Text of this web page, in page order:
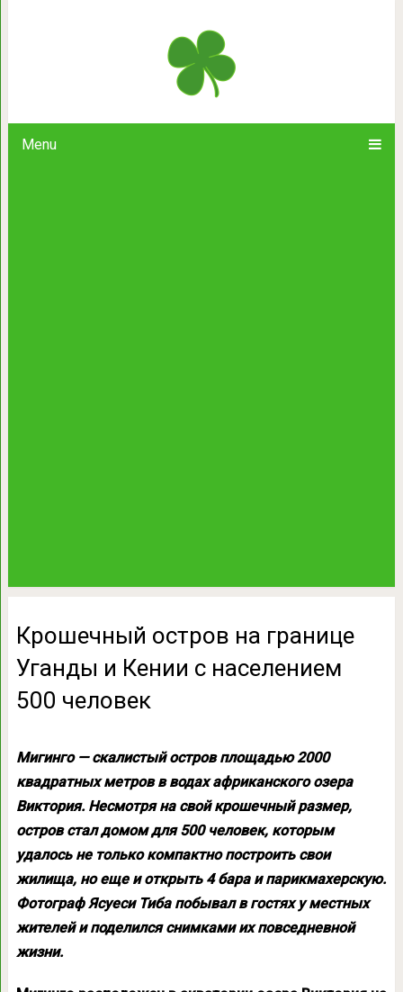
Menu
Крошечный остров на границе
Крошечный остров на границе
Уганды и Кении с населением
500 человек
Мигинго — скалистый остров площадью 2000
квадратных метров в водах африканского озера
Виктория. Несмотря на свой крошечный размер,
остров стал домом для 500 человек, которым
удалось не только компактно построить свои
жилища, но еще и открыть 4 бара и парикмахерскую.
Фотограф Ясуеcи Тиба побывал в гостях у местных
жителей и поделился снимками их повседневной
жизни.